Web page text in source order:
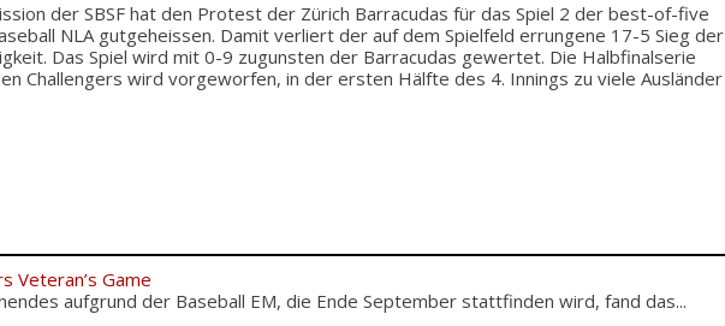
der SBSF hat den Protest der Zürich Barracudas für das Spiel 2 der best-of-five
NLA gutgeheissen. Damit verliert der auf dem Spielfeld errungene 17-5 Sieg der
Das Spiel wird mit 0-9 zugunsten der Barracudas gewertet. Die Halbfinalserie
Challengers wird vorgeworfen, in der ersten Hälfte des 4. Innings zu viele Ausländer
Veteran’s Game
aufgrund der Baseball EM, die Ende September stattfinden wird, fand das...